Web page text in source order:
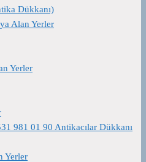
Dükkanı)
Alan Yerler
Yerler
981 01 90 Antikacılar Dükkanı
Yerler